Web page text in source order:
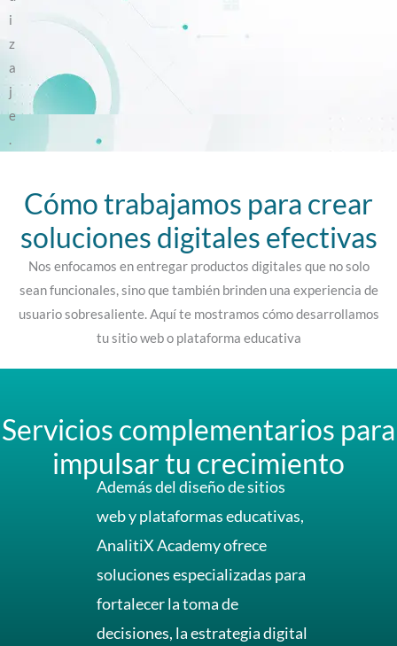
i
z
a
j
e
Nos enfocamos en entregar productos digitales que no solo
sean funcionales, sino que también brinden una experiencia de
usuario sobresaliente. Aquí te mostramos cómo desarrollamos
tu sitio web o plataforma educativa
Cómo trabajamos para crear
soluciones digitales efectivas
Servicios complementarios para
impulsar tu crecimiento
Además del diseño de sitios
web y plataformas educativas,
AnalitiX Academy ofrece
soluciones especializadas para
fortalecer la toma de
decisiones, la estrategia digital